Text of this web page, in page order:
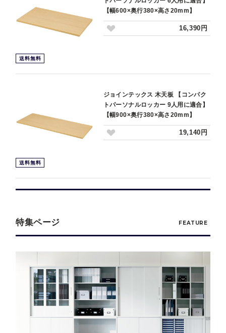
送料無料
【幅600×奥行380×高さ20mm】
16,390円
送料無料
ジョインテックス 木天板 【コンパク
トパーソナルロッカー 9人用に適合】
【幅900×奥行380×高さ20mm】
19,140円
特集ページ FEATURE